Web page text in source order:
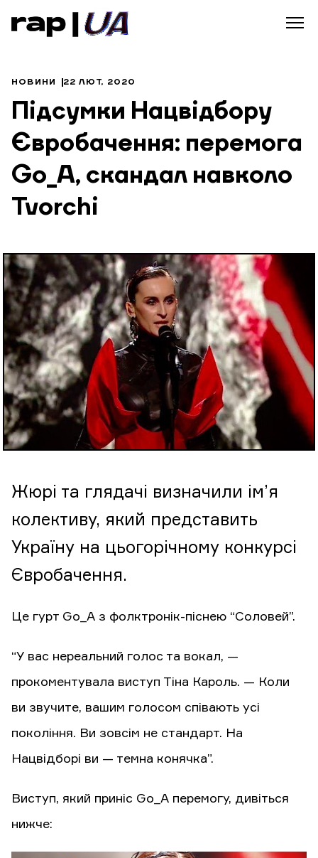
НОВИНИ 22 ЛЮТ, 2020
Підсумки Нацвідбору
Євробачення: перемога
Go_A, скандал навколо
Tvorchi
Жюрі та глядачі визначили ім’я
колективу, який представить
Україну на цьогорічному конкурсі
Євробачення.
Це гурт Go_A з фолктронік-піснею “Соловей”.
“У вас нереальний голос та вокал, —
прокоментувала виступ Тіна Кароль. — Коли
ви звучите, вашим голосом співають усі
покоління. Ви зовсім не стандарт. На
Нацвідборі ви — темна конячка”.
Виступ, який приніс Go_A перемогу, дивіться
нижче: